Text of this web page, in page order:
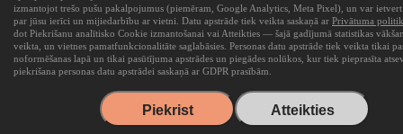
izmantojot trešo pušu pakalpojumus (piemēram, Google Analytics, Meta Pixel), un var
par jūsu ierīci un mijiedarbību ar vietni. Datu apstrāde tiek veikta saskaņā ar Privātuma
dot Piekrišanu analītisko Cookie izmantošanai vai Atteikties — šajā gadījumā statistikas
veikta, un vietnes pamatfunkcionalitāte saglabāsies. Personas datu apstrāde tiek veikta tikai
noformēšanas lapā un tikai pasūtījuma apstrādes un piegādes nolūkos, kur tiek pieprasīta
piekrišana personas datu apstrādei saskaņā ar GDPR prasībām.
Piekrist Atteikties